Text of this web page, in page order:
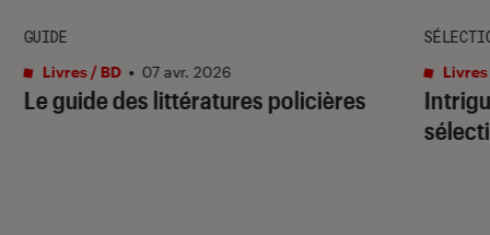
Le guide des littératures policières
GUIDE
Livres / BD • 07 avr. 2026 Livres